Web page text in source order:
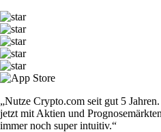
„Nutze Crypto.com seit gut 5
jetzt mit Aktien und
immer noch super intuitiv.“